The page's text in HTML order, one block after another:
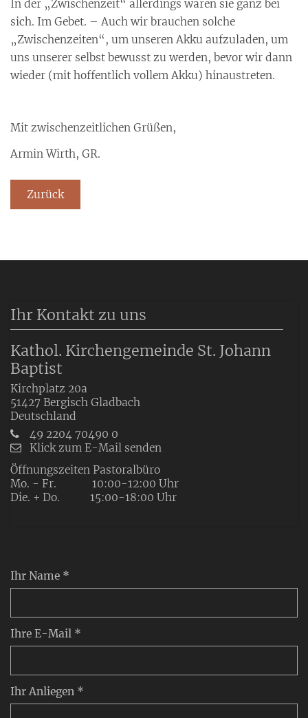
In der „Zwischenzeit“ allerdings waren sie ganz bei
sich. Im Gebet. – Auch wir brauchen solche
„Zwischenzeiten“, um unseren Akku aufzuladen, um
uns unserer selbst bewusst zu werden, bevor wir dann
wieder (mit hoffentlich vollem Akku) hinaustreten.
Mit zwischenzeitlichen Grüßen,
Armin Wirth, GR.
Zurück
Ihr Name *
Ihre E-Mail *
Ihr Anliegen *
Ihr Kontakt zu uns
Kathol. Kirchengemeinde St. Johann
Baptist
Kirchplatz 20a
51427 Bergisch Gladbach
Deutschland
49 2204 70490 0
Klick zum E-Mail senden
Öffnungszeiten Pastoralbüro
Mo. - Fr. 10:00-12:00 Uhr
Die. + Do. 15:00-18:00 Uhr